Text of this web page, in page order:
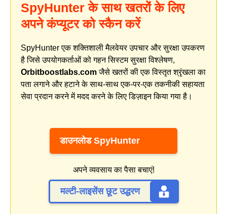
SpyHunter के साथ खतरों के लिए
अपने कंप्यूटर को स्कैन करें
SpyHunter एक शक्तिशाली मैलवेयर उपचार और सुरक्षा उपकरण
है जिसे उपयोगकर्ताओं को गहन सिस्टम सुरक्षा विश्लेषण,
Orbitboostlabs.comजैसे खतरों की एक विस्तृत श्रृंखला का
पता लगाने और हटाने के साथ-साथ एक-पर-एक तकनीकी सहायता
सेवा प्रदान करने में मदद करने के लिए डिज़ाइन किया गया है।
डाउनलोड SpyHunter
अपने व्यवसाय का पैसा बचाएं!
मल्टी-लाइसेंस छूट उद्धरण